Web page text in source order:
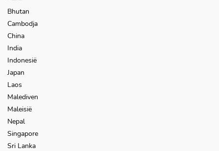
Bhutan
Cambodja
China
India
Indonesië
Japan
Laos
Malediven
Maleisië
Nepal
Singapore
Sri Lanka